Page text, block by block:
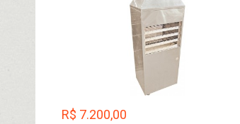
R$ 7.200,00